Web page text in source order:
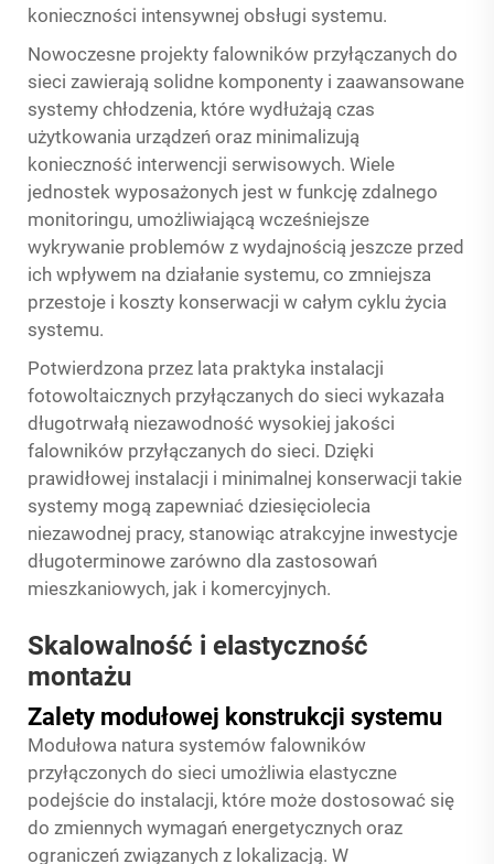
konieczności intensywnej obsługi systemu.
Nowoczesne projekty falowników przyłączanych do
sieci zawierają solidne komponenty i zaawansowane
systemy chłodzenia, które wydłużają czas
użytkowania urządzeń oraz minimalizują
konieczność interwencji serwisowych. Wiele
jednostek wyposażonych jest w funkcję zdalnego
monitoringu, umożliwiającą wcześniejsze
wykrywanie problemów z wydajnością jeszcze przed
ich wpływem na działanie systemu, co zmniejsza
przestoje i koszty konserwacji w całym cyklu życia
systemu.
Potwierdzona przez lata praktyka instalacji
fotowoltaicznych przyłączanych do sieci wykazała
długotrwałą niezawodność wysokiej jakości
falowników przyłączanych do sieci. Dzięki
prawidłowej instalacji i minimalnej konserwacji takie
systemy mogą zapewniać dziesięciolecia
niezawodnej pracy, stanowiąc atrakcyjne inwestycje
długoterminowe zarówno dla zastosowań
mieszkaniowych, jak i komercyjnych.
Skalowalność i elastyczność
montażu
Zalety modułowej konstrukcji systemu
Modułowa natura systemów falowników
przyłączonych do sieci umożliwia elastyczne
podejście do instalacji, które może dostosować się
do zmiennych wymagań energetycznych oraz
ograniczeń związanych z lokalizacją. W